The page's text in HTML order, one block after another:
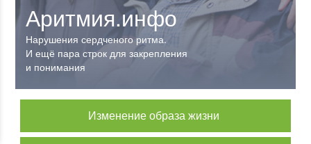
Аритмия.инфо
Нарушения сердченого ритма.
И ещё пара строк для закрепления
и понимания
Изменение образа жизни